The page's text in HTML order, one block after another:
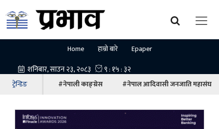
Home हाम्रो बारे Epaper
ट्रेन्डिङ #नेपाली काङ्ग्रेस #नेपाल आदिवासी जनजाति महासंघ